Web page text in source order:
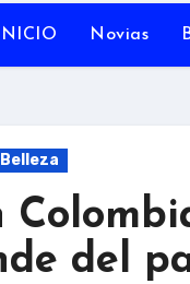
INICIO Novias
del